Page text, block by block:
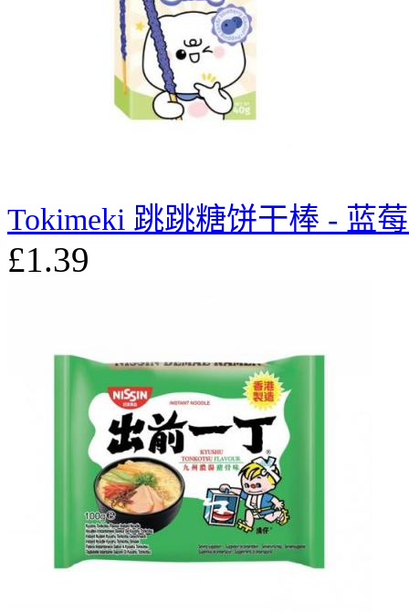
Tokimeki 跳跳糖饼干棒 - 蓝
£1.39